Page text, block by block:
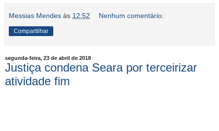
Messias Mendes às 12:52 Nenhum comentário:
Compartilhar
segunda-feira, 23 de abril de 2018
Justiça condena Seara por terceirizar
atividade fim